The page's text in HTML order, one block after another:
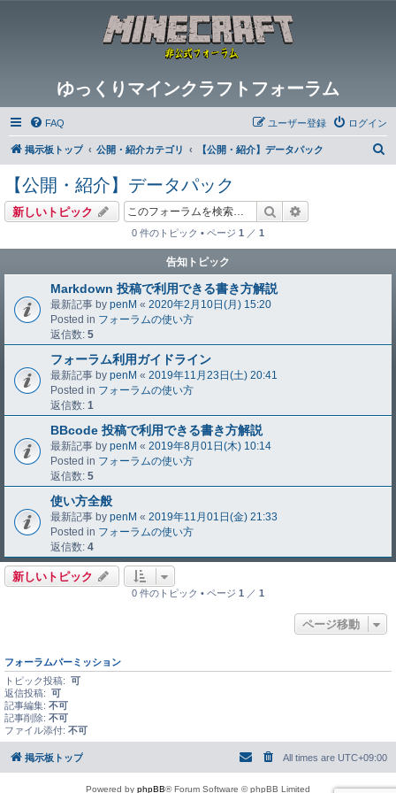
ゆっくりマインクラフトフォーラム
FAQ ログイン
ユーザー登録
掲示板トップ 公開・紹介カテゴリ 【公開・紹介】データパック
【公開・紹介】データパック
新しいトピック 検索
0 件のトピック • ページ 1 ／ 1
告知トピック
Markdown 投稿で利用できる書き方解説
最新記事 by penM « 2020年2月10日(月) 15:20
Posted in フォーラムの使い方
返信数: 5
フォーラム利用ガイドライン
最新記事 by penM « 2019年11月23日(土) 20:41
Posted in フォーラムの使い方
返信数: 1
BBcode 投稿で利用できる書き方解説
最新記事 by penM « 2019年8月01日(木) 10:14
Posted in フォーラムの使い方
返信数: 5
使い方全般
最新記事 by penM « 2019年11月01日(金) 21:33
Posted in フォーラムの使い方
返信数: 4
新しいトピック
0 件のトピック • ページ 1 ／ 1
ページ移動
フォーラムパーミッション
トピック投稿: 可
返信投稿: 可
記事編集: 不可
記事削除: 不可
ファイル添付: 不可
掲示板トップ All times are UTC+09:00
Powered by phpBB® Forum Software © phpBB Limited